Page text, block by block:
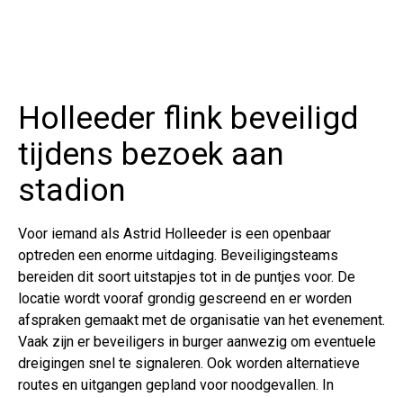
Holleeder flink beveiligd
tijdens bezoek aan
stadion
Voor iemand als Astrid Holleeder is een openbaar
optreden een enorme uitdaging. Beveiligingsteams
bereiden dit soort uitstapjes tot in de puntjes voor. De
locatie wordt vooraf grondig gescreend en er worden
afspraken gemaakt met de organisatie van het evenement.
Vaak zijn er beveiligers in burger aanwezig om eventuele
dreigingen snel te signaleren. Ook worden alternatieve
routes en uitgangen gepland voor noodgevallen. In